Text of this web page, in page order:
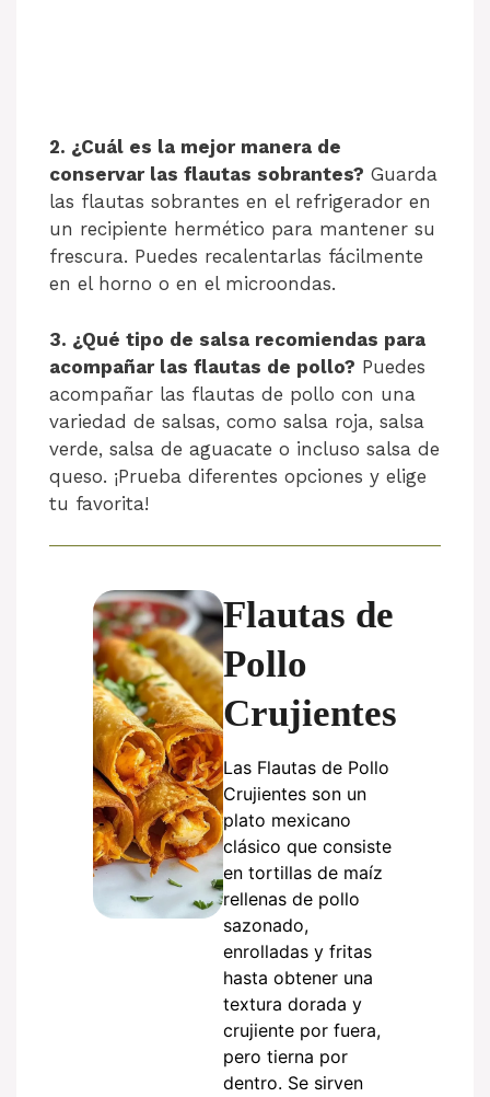
2. ¿Cuál es la mejor manera de
conservar las flautas sobrantes? Guarda
las flautas sobrantes en el refrigerador en
un recipiente hermético para mantener su
frescura. Puedes recalentarlas fácilmente
en el horno o en el microondas.
3. ¿Qué tipo de salsa recomiendas para
acompañar las flautas de pollo? Puedes
acompañar las flautas de pollo con una
variedad de salsas, como salsa roja, salsa
verde, salsa de aguacate o incluso salsa de
queso. ¡Prueba diferentes opciones y elige
tu favorita!
Flautas de
Pollo
Crujientes
Las Flautas de Pollo
Crujientes son un
plato mexicano
clásico que consiste
en tortillas de maíz
rellenas de pollo
sazonado,
enrolladas y fritas
hasta obtener una
textura dorada y
crujiente por fuera,
pero tierna por
dentro. Se sirven